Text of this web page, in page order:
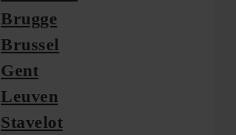
Brugge
Brussel
Gent
Leuven
Stavelot